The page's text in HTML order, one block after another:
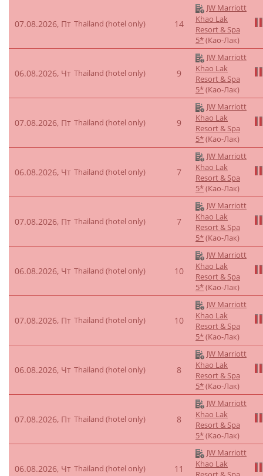
07.08.2026, Пт Thailand (hotel only) 14
JW Marriott
Khao Lak
Resort & Spa
5*(Као-Лак)
06.08.2026, Чт Thailand (hotel only) 9
JW Marriott
Khao Lak
Resort & Spa
5*(Као-Лак)
07.08.2026, Пт Thailand (hotel only) 9
JW Marriott
Khao Lak
Resort & Spa
5*(Као-Лак)
06.08.2026, Чт Thailand (hotel only) 7
JW Marriott
Khao Lak
Resort & Spa
5*(Као-Лак)
07.08.2026, Пт Thailand (hotel only) 7
JW Marriott
Khao Lak
Resort & Spa
5*(Као-Лак)
06.08.2026, Чт Thailand (hotel only) 10
JW Marriott
Khao Lak
Resort & Spa
5*(Као-Лак)
07.08.2026, Пт Thailand (hotel only) 10
JW Marriott
Khao Lak
Resort & Spa
5*(Као-Лак)
06.08.2026, Чт Thailand (hotel only) 8
JW Marriott
Khao Lak
Resort & Spa
5*(Као-Лак)
07.08.2026, Пт Thailand (hotel only) 8
JW Marriott
Khao Lak
Resort & Spa
5*(Као-Лак)
06.08.2026, Чт Thailand (hotel only) 11
JW Marriott
Khao Lak